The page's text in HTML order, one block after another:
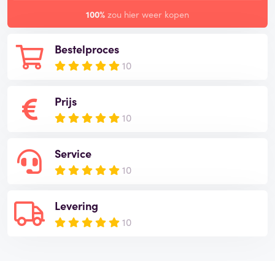
Bestelproces
10
Prijs
10
Service
10
Levering
10
100% zou hier weer kopen